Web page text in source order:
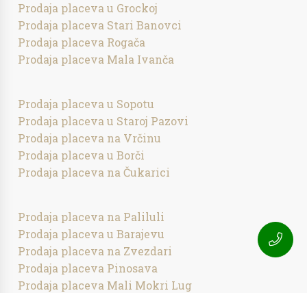
Prodaja placeva u Grockoj
Prodaja placeva Stari Banovci
Prodaja placeva Rogača
Prodaja placeva Mala Ivanča
Prodaja placeva u Sopotu
Prodaja placeva u Staroj Pazovi
Prodaja placeva na Vrčinu
Prodaja placeva u Borči
Prodaja placeva na Čukarici
Prodaja placeva na Paliluli
Prodaja placeva u Barajevu
Prodaja placeva na Zvezdari
Prodaja placeva Pinosava
Prodaja placeva Mali Mokri Lug